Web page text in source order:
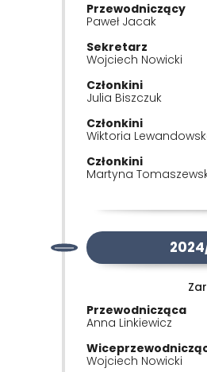
Przewodniczący
Paweł Jacak
Sekretarz
Wojciech Nowicki
Członkini
Julia Biszczuk
Członkini
Wiktoria
Członkini
Martyna
Przewodnicząca
Anna Linkiewicz
Wojciech Nowicki